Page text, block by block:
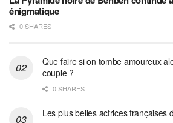
énigmatique
0 SHARES
Que faire si on tombe amoureux
couple ?
0 SHARES
Les plus belles actrices françaises